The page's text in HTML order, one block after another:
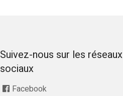
Suivez-nous sur les réseaux
sociaux
Facebook